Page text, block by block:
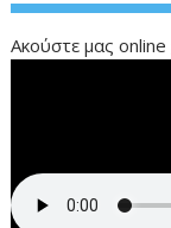
Ακούστε μας online